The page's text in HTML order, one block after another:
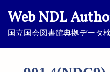
Web NDL
国立国会図書館典拠データ